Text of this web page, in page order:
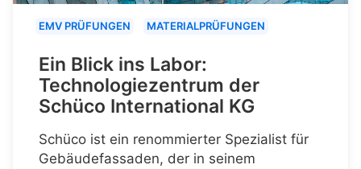
EMV PRÜFUNGEN MATERIALPRÜFUNGEN
Ein Blick ins Labor:
Technologiezentrum der
Schüco International KG
Schüco ist ein renommierter Spezialist für
Gebäudefassaden, der in seinem